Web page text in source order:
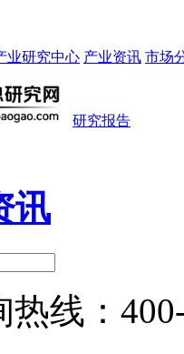
业研究中心 产业资讯 市场
研究报告
讯
线：